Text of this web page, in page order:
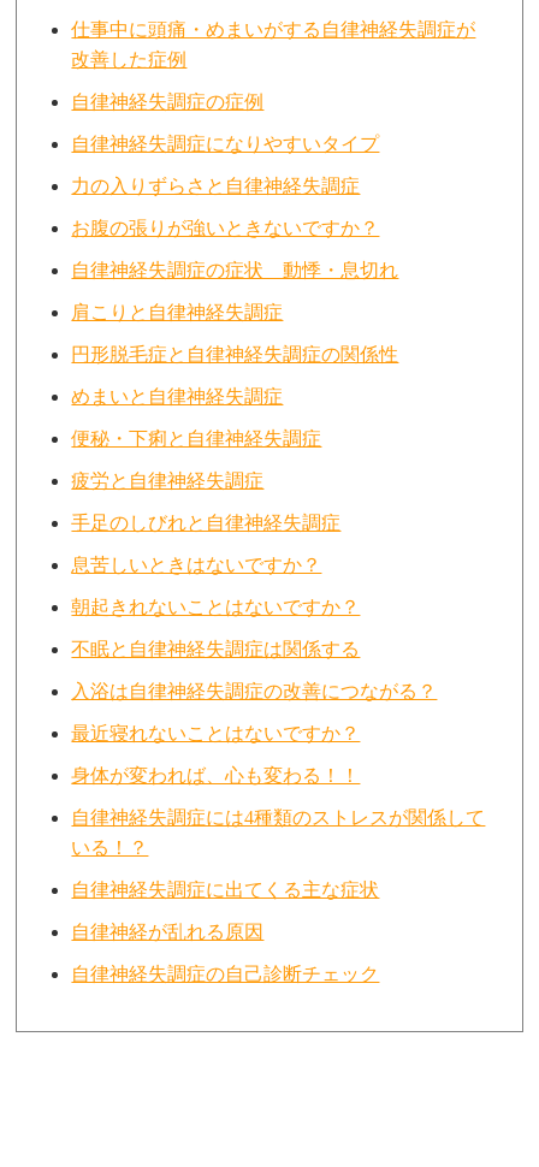
仕事中に頭痛・めまいがする自律神経失調症が
改善した症例
自律神経失調症の症例
自律神経失調症になりやすいタイプ
力の入りずらさと自律神経失調症
お腹の張りが強いときないですか？
自律神経失調症の症状 動悸・息切れ
肩こりと自律神経失調症
円形脱毛症と自律神経失調症の関係性
めまいと自律神経失調症
便秘・下痢と自律神経失調症
疲労と自律神経失調症
手足のしびれと自律神経失調症
息苦しいときはないですか？
朝起きれないことはないですか？
不眠と自律神経失調症は関係する
入浴は自律神経失調症の改善につながる？
最近寝れないことはないですか？
身体が変われば、心も変わる！！
自律神経失調症には4種類のストレスが関係して
いる！？
自律神経失調症に出てくる主な症状
自律神経が乱れる原因
自律神経失調症の自己診断チェック